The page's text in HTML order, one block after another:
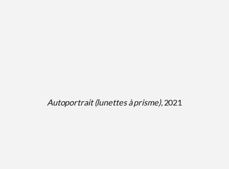
Autoportrait (lunettes à prisme), 2021